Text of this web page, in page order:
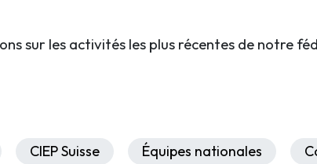
sur les activités les plus récentes de notre
CIEP Suisse Équipes nationales